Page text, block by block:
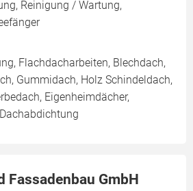
Reinigung / Wartung,
Flachdacharbeiten, Blechdach,
Gummidach, Holz Schindeldach,
Eigenheimdächer,
Fassadenbau GmbH